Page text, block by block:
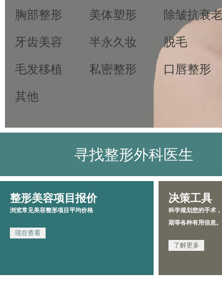
胸部整形 美体塑形 除皱抗衰
牙齿美容 半永久妆 脱毛
毛发移植 私密整形 口唇整形
其他
寻找整形外科医生
整形美容项目报价
浏览常见美容整形项目平均价格
决策工具
科学规划您的手术
期等各种有用信息。